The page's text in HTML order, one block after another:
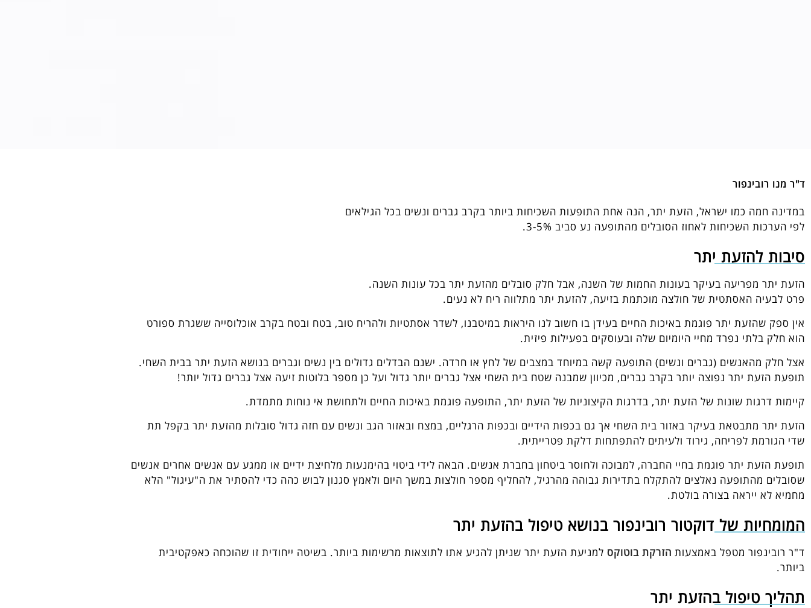
ד"ר מנו רובינפור
במדינה חמה כמו ישראל, הזעת יתר, הנה אחת התופעות השכיחות ביותר בקרב גברים ונשים בכל הגילאים
לפי הערכות השכיחות לאחוז הסובלים מהתופעה נע סביב 3-5%.
סיבות להזעת יתר
הזעת יתר מפריעה בעיקר בעונות החמות של השנה, אבל חלק סובלים מהזעת יתר בכל עונות השנה.
פרט לבעיה האסתטית של חולצה מוכתמת בזיעה, להזעת יתר מתלווה ריח לא נעים.
אין ספק שהזעת יתר פוגמת באיכות החיים בעידן בו חשוב לנו היראות במיטבנו, לשדר אסתטיות ולהריח טוב, בטח ובטח בקרב אוכלוסייה ששגרת ספורט
הוא חלק בלתי נפרד מחיי היומיום שלה ובעוסקים בפעילות פיזית.
אצל חלק מהאנשים (גברים ונשים) התופעה קשה במיוחד במצבים של לחץ או חרדה. ישנם הבדלים גדולים בין נשים וגברים בנושא הזעת יתר בבית השחי.
תופעת הזעת יתר נפוצה יותר בקרב גברים, מכיוון שמבנה שטח בית השחי אצל גברים יותר גדול ועל כן מספר בלוטות זיעה אצל גברים גדול יותר!
קיימות דרגות שונות של הזעת יתר, בדרגות הקיצוניות של הזעת יתר, התופעה פוגמת באיכות החיים ולתחושת אי נוחות מתמדת.
הזעת יתר מתבטאת בעיקר באזור בית השחי אך גם בכפות הידיים ובכפות הרגליים, במצח ובאזור הגב ונשים עם חזה גדול סובלות מהזעת יתר בקפל תת
שדי הגורמת לפריחה, גירוד ולעיתים להתפתחות דלקת פטרייתית.
תופעת הזעת יתר פוגמת בחיי החברה, למבוכה ולחוסר ביטחון בחברת אנשים. הבאה לידי ביטוי בהימנעות מלחיצת ידיים או ממגע עם אנשים אחרים אנשים
שסובלים מהתופעה נאלצים להתקלח בתדירות גבוהה מהרגיל, להחליף מספר חולצות במשך היום ולאמץ סגנון לבוש כהה כדי להסתיר את ה"עיגול" הלא
מחמיא לא ייראה בצורה בולטת.
המומחיות של דוקטור רובינפור בנושא טיפול בהזעת יתר
ד"ר רובינפור מטפל באמצעות הזרקת בוטוקס למניעת הזעת יתר שניתן להגיע אתו לתוצאות מרשימות ביותר. בשיטה ייחודית זו שהוכחה כאפקטיבית
ביותר.
תהליך טיפול בהזעת יתר